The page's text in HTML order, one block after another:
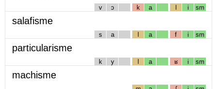
v ɔ k a l i sm
salafisme
s a l a f i sm
particularisme
k y l a ʁ i sm
machisme